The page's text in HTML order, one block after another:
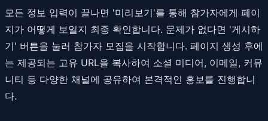
모든 정보 입력이 끝나면 '미리보기'를 통해 참가자에게 페이
지가 어떻게 보일지 최종 확인합니다. 문제가 없다면 '게시하
기' 버튼을 눌러 참가자 모집을 시작합니다. 페이지 생성 후에
는 제공되는 고유 URL을 복사하여 소셜 미디어, 이메일, 커뮤
니티 등 다양한 채널에 공유하여 본격적인 홍보를 진행합니
다.